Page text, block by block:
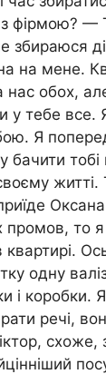
фірмою? —
збираюся
на мене.
нас обох,
у тебе все.
Я
бачити тобі
житті.
промов, то я
одну
і коробки.
речі,
схоже,